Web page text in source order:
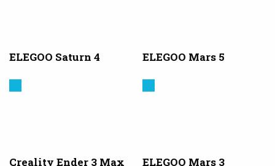
ELEGOO Saturn 4 ELEGOO Mars 5
Creality Ender 3 Max ELEGOO Mars 3